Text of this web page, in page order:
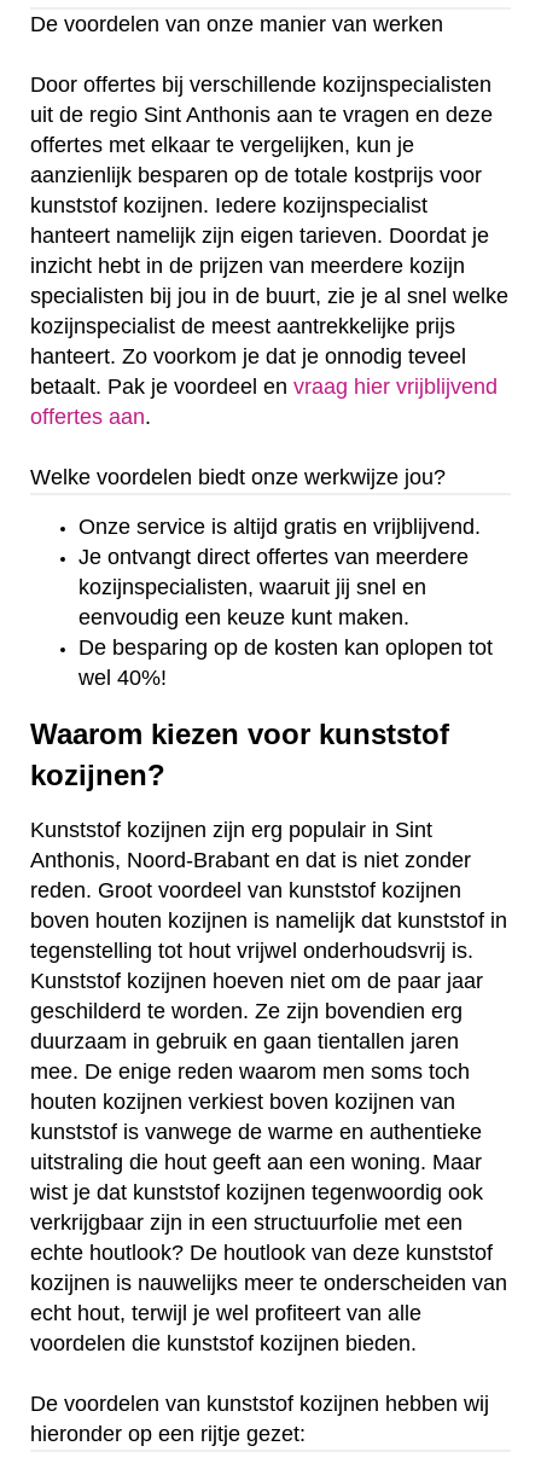
De voordelen van onze manier van werken
Door offertes bij verschillende kozijnspecialisten
uit de regio Sint Anthonis aan te vragen en deze
offertes met elkaar te vergelijken, kun je
aanzienlijk besparen op de totale kostprijs voor
kunststof kozijnen. Iedere kozijnspecialist
hanteert namelijk zijn eigen tarieven. Doordat je
inzicht hebt in de prijzen van meerdere kozijn
specialisten bij jou in de buurt, zie je al snel welke
kozijnspecialist de meest aantrekkelijke prijs
hanteert. Zo voorkom je dat je onnodig teveel
betaalt. Pak je voordeel en vraag hier vrijblijvend
offertes aan.
Welke voordelen biedt onze werkwijze jou?
Onze service is altijd gratis en vrijblijvend.
Je ontvangt direct offertes van meerdere
kozijnspecialisten, waaruit jij snel en
eenvoudig een keuze kunt maken.
De besparing op de kosten kan oplopen tot
wel 40%!
Waarom kiezen voor kunststof
kozijnen?
Kunststof kozijnen zijn erg populair in Sint
Anthonis, Noord-Brabant en dat is niet zonder
reden. Groot voordeel van kunststof kozijnen
boven houten kozijnen is namelijk dat kunststof in
tegenstelling tot hout vrijwel onderhoudsvrij is.
Kunststof kozijnen hoeven niet om de paar jaar
geschilderd te worden. Ze zijn bovendien erg
duurzaam in gebruik en gaan tientallen jaren
mee. De enige reden waarom men soms toch
houten kozijnen verkiest boven kozijnen van
kunststof is vanwege de warme en authentieke
uitstraling die hout geeft aan een woning. Maar
wist je dat kunststof kozijnen tegenwoordig ook
verkrijgbaar zijn in een structuurfolie met een
echte houtlook? De houtlook van deze kunststof
kozijnen is nauwelijks meer te onderscheiden van
echt hout, terwijl je wel profiteert van alle
voordelen die kunststof kozijnen bieden.
De voordelen van kunststof kozijnen hebben wij
hieronder op een rijtje gezet: